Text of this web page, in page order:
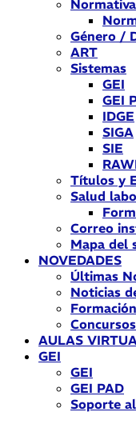
Normativa
Género /
ART
Sistemas
GEI
GEI
IDGE
SIGA
SIE
Títulos y
Salud
Correo
Mapa del
NOVEDADES
Últimas
Noticias
AULAS
GEI
GEI
GEI PAD
Soporte